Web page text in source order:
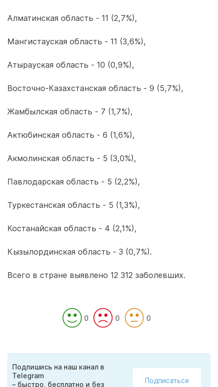
Алматинская область - 11 (2,7%),
Мангистауская область - 11 (3,6%),
Атырауская область - 10 (0,9%),
Восточно-Казахстанская область - 9 (5,7%),
Жамбылская область - 7 (1,7%),
Актюбинская область - 6 (1,6%),
Акмолинская область - 5 (3,0%),
Павлодарская область - 5 (2,2%),
Туркестанская область - 5 (1,3%),
Костанайская область - 4 (2,1%),
Кызылординская область - 3 (0,7%).
Всего в стране выявлено 12 312 заболевших.
0 0 0
Подпишись на наш канал в
Telegram
– быстро, бесплатно и без
Подписаться